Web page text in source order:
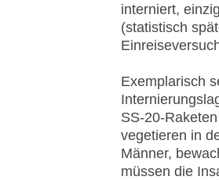
interniert,
(statistisch
Exemplarisch
SS-20-
vegetieren in
Männer,
müssen die